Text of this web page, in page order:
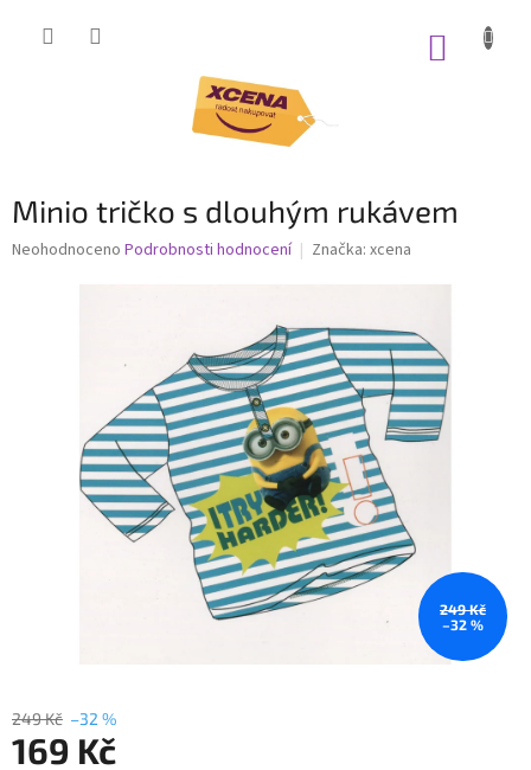
Minio tričko s dlouhým rukávem
Průměrné
Neohodnoceno Podrobnosti hodnocení Značka: xcena
249 Kč
–32 %
249 Kč –32 %
169 Kč